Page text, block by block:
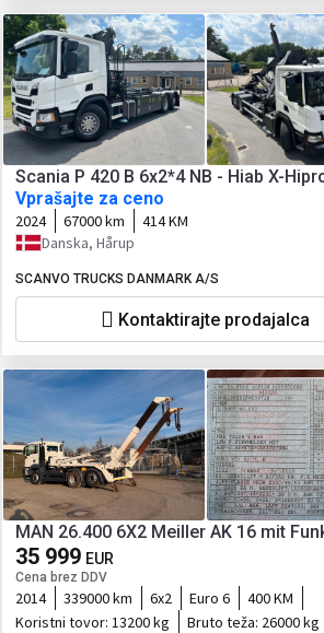
Scania P 420 B 6x2*4 NB - Hiab X-
Vprašajte za ceno
2024 67000 km
414 KM
Danska, Hårup
SCANVO TRUCKS DANMARK A/S
Kontaktirajte prodajalca
MAN 26.400 6X2 Meiller AK 16 mit
35 999 EUR
Cena brez DDV
2014 339000 km 6x2 Euro 6
400 KM
Koristni tovor: 13200 kg Bruto teža: 26000 kg